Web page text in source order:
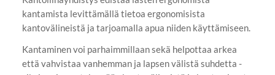
kantamista levittämällä tietoa ergonomisista
kantovälineistä ja tarjoamalla apua niiden käyttämiseen.
Kantaminen voi parhaimmillaan sekä helpottaa arkea
että vahvistaa vanhemman ja lapsen välistä suhdetta -